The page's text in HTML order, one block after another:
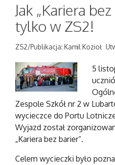
Jak „Kariera
tylko w ZS2!
ZS2/Publikacja: Kamil Kozioł
5
Zespole Szkół nr 2 w
wycieczce do Portu
Wyjazd został
„Kariera bez barier”.
Celem wycieczki było